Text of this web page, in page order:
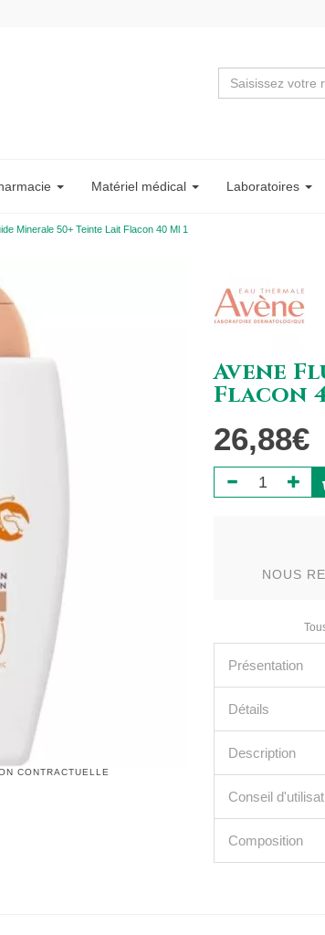
Matériel médical Laboratoires
Minerale 50+ Teinte Lait Flacon 40 Ml 1
CONTRACTUELLE
Avene
Flacon
26,88€
NOUS
Présentation
Détails
Description
Conseil
Composition